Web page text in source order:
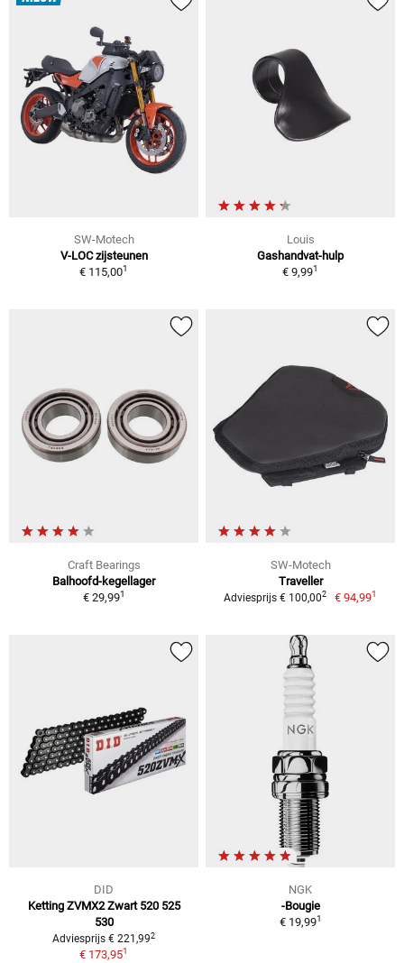
SW-Motech
V-LOC zijsteunen
€ 115,001
Louis
Gashandvat-hulp
€ 9,991
Craft Bearings
Balhoofd-kegellager
€ 29,991
SW-Motech
Traveller
Adviesprijs € 100,002 € 94,991
DID
Ketting ZVMX2 Zwart 520 525
530
Adviesprijs € 221,992
€ 173,951
NGK
-Bougie
€ 19,991